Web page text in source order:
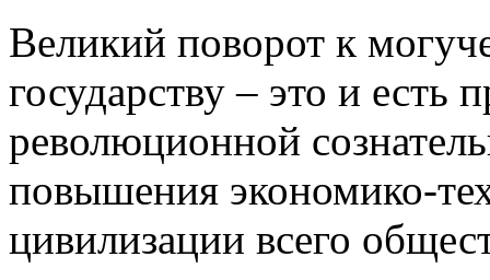
Великий поворот к
государству – это и есть
революционной
повышения экономико-
цивилизации всего